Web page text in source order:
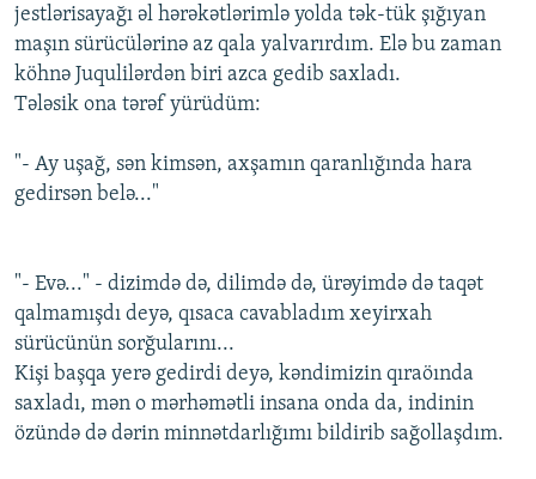
jestlərisayağı əl hərəkətlərimlə yolda tək-tük şığıyan
maşın sürücülərinə az qala yalvarırdım. Elə bu zaman
köhnə Juqulilərdən biri azca gedib saxladı.
Tələsik ona tərəf yürüdüm:
"- Ay uşağ, sən kimsən, axşamın qaranlığında hara
gedirsən belə..."
"- Evə..." - dizimdə də, dilimdə də, ürəyimdə də taqət
qalmamışdı deyə, qısaca cavabladım xeyirxah
sürücünün sorğularını...
Kişi başqa yerə gedirdi deyə, kəndimizin qıraöında
saxladı, mən o mərhəmətli insana onda da, indinin
özündə də dərin minnətdarlığımı bildirib sağollaşdım.